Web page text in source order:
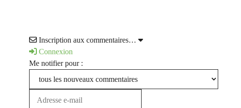
Inscription aux commentaires…
Connexion
Me notifier pour :